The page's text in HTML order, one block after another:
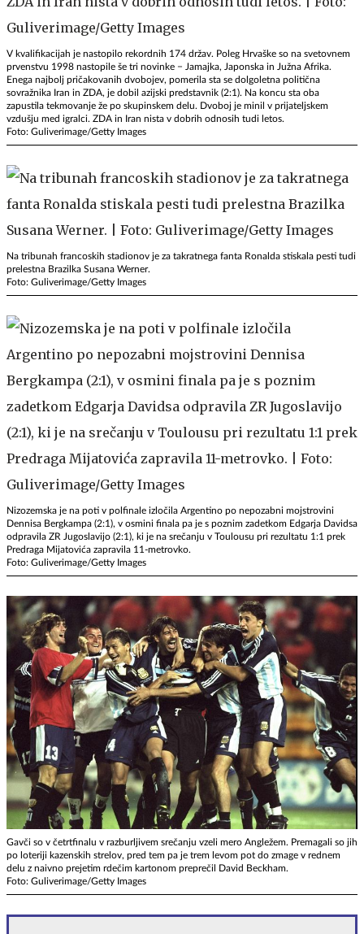
V kvalifikacijah je nastopilo rekordnih 174 držav. Poleg Hrvaške so na svetovnem
prvenstvu 1998 nastopile še tri novinke − Jamajka, Japonska in Južna Afrika.
Enega najbolj pričakovanih dvobojev, pomerila sta se dolgoletna politična
sovražnika Iran in ZDA, je dobil azijski predstavnik (2:1). Na koncu sta oba
zapustila tekmovanje že po skupinskem delu. Dvoboj je minil v prijateljskem
vzdušju med igralci. ZDA in Iran nista v dobrih odnosih tudi letos.
Foto: Guliverimage/Getty Images
Na tribunah francoskih stadionov je za takratnega fanta Ronalda stiskala pesti tudi
prelestna Brazilka Susana Werner.
Foto: Guliverimage/Getty Images
Nizozemska je na poti v polfinale izločila Argentino po nepozabni mojstrovini
Dennisa Bergkampa (2:1), v osmini finala pa je s poznim zadetkom Edgarja Davidsa
odpravila ZR Jugoslavijo (2:1), ki je na srečanju v Toulousu pri rezultatu 1:1 prek
Predraga Mijatovića zapravila 11-metrovko.
Foto: Guliverimage/Getty Images
Gavči so v četrtfinalu v razburljivem srečanju vzeli mero Angležem. Premagali so jih
po loteriji kazenskih strelov, pred tem pa je trem levom pot do zmage v rednem
delu z naivno prejetim rdečim kartonom preprečil David Beckham.
Foto: Guliverimage/Getty Images